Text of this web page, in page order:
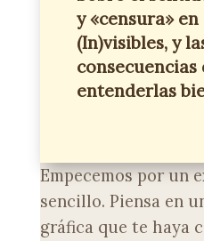
y «censura»
(In)visibles, y
consecuencias
entenderlas
Empecemos por un
sencillo. Piensa en
gráfica que te haya